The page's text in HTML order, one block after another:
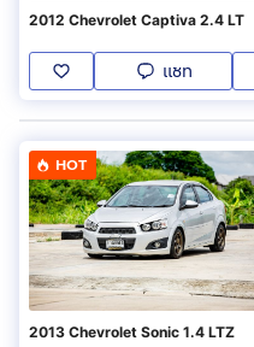
2012 Chevrolet Captiva 2.4 LT
แชท
HOT
2013 Chevrolet Sonic 1.4 LTZ